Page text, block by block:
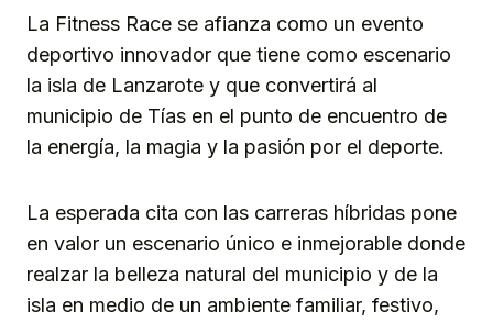
La Fitness Race se afianza como un evento
deportivo innovador que tiene como escenario
la isla de Lanzarote y que convertirá al
municipio de Tías en el punto de encuentro de
la energía, la magia y la pasión por el deporte.
La esperada cita con las carreras híbridas pone
en valor un escenario único e inmejorable donde
realzar la belleza natural del municipio y de la
isla en medio de un ambiente familiar, festivo,